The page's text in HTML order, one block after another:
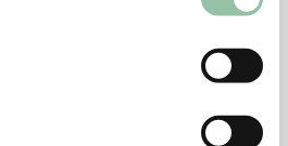
kød - slankeret: